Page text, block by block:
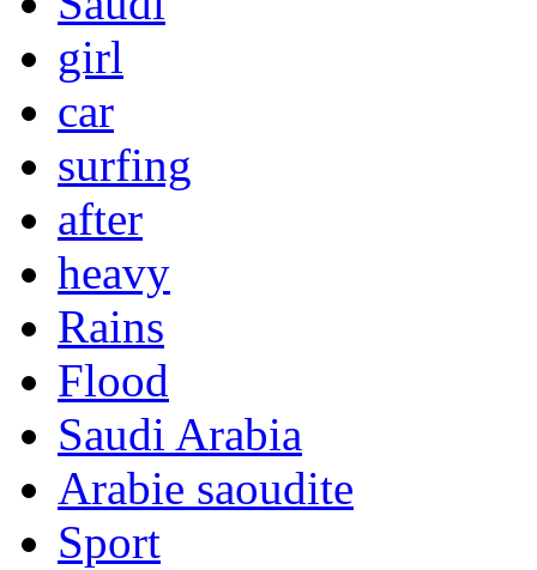
girl
car
surfing
after
heavy
Rains
Flood
Saudi Arabia
Arabie saoudite
Sport